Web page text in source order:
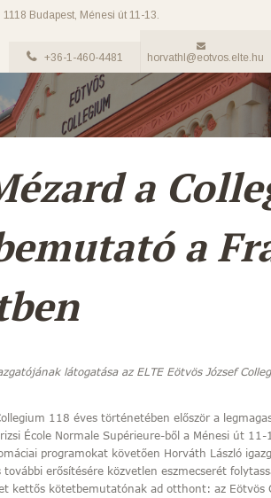
1118 Budapest, Ménesi út 11-13.
+36-1-460-4481 horvathl@eotvos.elte.hu
a
a
látogatása az ELTE Eötvös József
118 éves történetében először a
École Normale Supérieure-ből a Ménesi út
programokat követően Horváth László
erősítésére közvetlen eszmecserét
kettős kötetbemutatónak ad otthont: az Eötvös